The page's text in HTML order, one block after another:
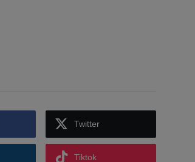
Twitter
Tiktok